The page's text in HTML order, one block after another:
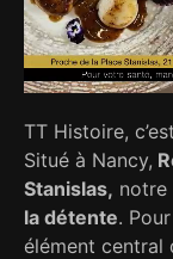
TT Histoire,
Situé à Nancy,
Stanislas, notre
la détente.
élément central